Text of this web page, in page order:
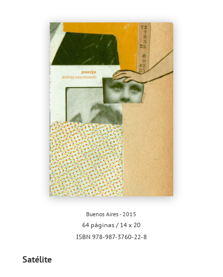
Buenos Aires - 2015
64 páginas / 14 x 20
ISBN 978-987-3760-22-8
Satélite